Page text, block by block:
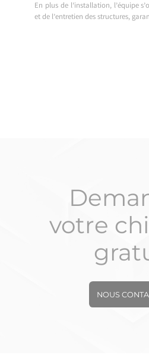
En plus de l’installation, l’équipe
et de l’entretien des structures,
votre
NOUS